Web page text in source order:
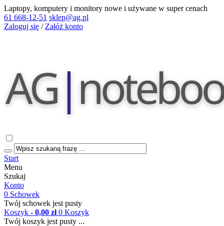
Laptopy, komputery i monitory nowe i używane w super cenach
61 668-12-51 sklep@ag.pl
Zaloguj się / Załóż konto
Start
Menu
Szukaj
Konto
0 Schowek
Twój schowek jest pusty
Koszyk - 0,00 zł 0 Koszyk
Twój koszyk jest pusty ...